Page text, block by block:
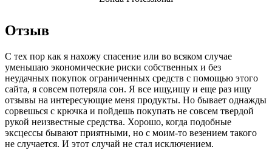
Отзыв
С тех пор как я нахожу спасение или во всяком случае
уменьшаю экономические риски собственных и без
неудачных покупок ограниченных средств с помощью этого
сайта, я совсем потеряла сон. Я все ищу,ищу и еще раз ищу
отзывы на интересующие меня продукты. Но бывает однажды
сорвешься с крючка и пойдешь покупать не совсем твердой
рукой неизвестные средства. Хорошо, когда подобные
эксцессы бывают приятными, но с моим-то везением такого
не случается. И этот случай не стал исключением.